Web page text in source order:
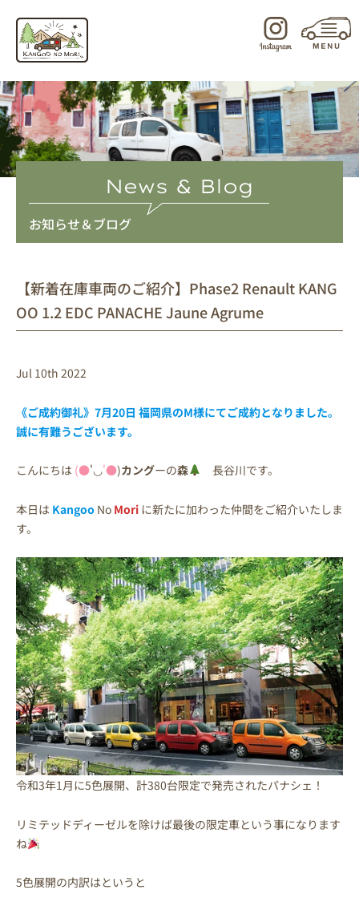
キ
ッ
プ
News & Blog
お知らせ＆ブログ
【新着在庫車両のご紹介】Phase2 Renault KANG
OO 1.2 EDC PANACHE Jaune Agrume
Jul 10th 2022
《ご成約御礼》7月20日 福岡県のM様にてご成約となりました。
誠に有難うございます。
こんにちは (●'◡'●)カングーの森 長谷川です。
本日は Kangoo No Mori に新たに加わった仲間をご紹介いたしま
す。
令和3年1月に5色展開、計380台限定で発売されたパナシェ！
リミテッドディーゼルを除けば最後の限定車という事になります
ね
5色展開の内訳はというと